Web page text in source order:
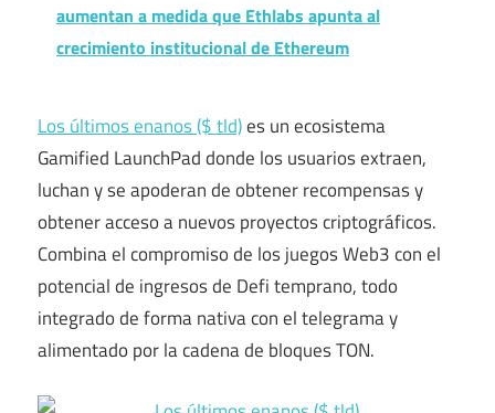
aumentan a medida que Ethlabs apunta al
crecimiento institucional de Ethereum
Los últimos enanos ($ tld)es un ecosistema
Gamified LaunchPad donde los usuarios extraen,
luchan y se apoderan de obtener recompensas y
obtener acceso a nuevos proyectos criptográficos.
Combina el compromiso de los juegos Web3 con el
potencial de ingresos de Defi temprano, todo
integrado de forma nativa con el telegrama y
alimentado por la cadena de bloques TON.